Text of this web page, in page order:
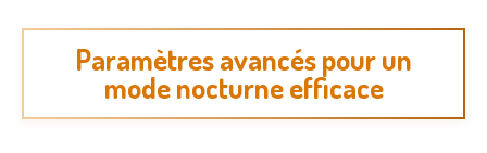
Paramètres avancés pour un
mode nocturne efficace